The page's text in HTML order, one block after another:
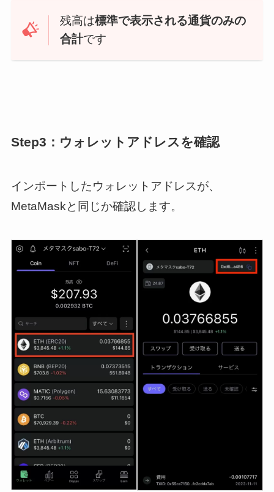
残高は標準で表示される通貨のみの
合計です
Step3：ウォレットアドレスを確認
インポートしたウォレットアドレスが、
MetaMaskと同じか確認します。